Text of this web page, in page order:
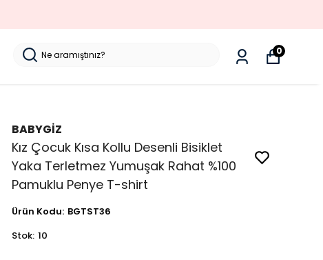
0
BABYGİZ
Kız Çocuk Kısa Kollu Desenli Bisiklet
Yaka Terletmez Yumuşak Rahat %100
Pamuklu Penye T-shirt
Ürün Kodu: BGTST36
Stok: 10